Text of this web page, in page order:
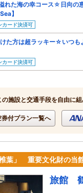
れた海の幸コース☆日向
】
カード決済可
けた方は超ラッキー☆いつも
カード決済可
の施設と交通手段を自由に
券付プラン一覧へ
葉」 重要文化財の当
旅館